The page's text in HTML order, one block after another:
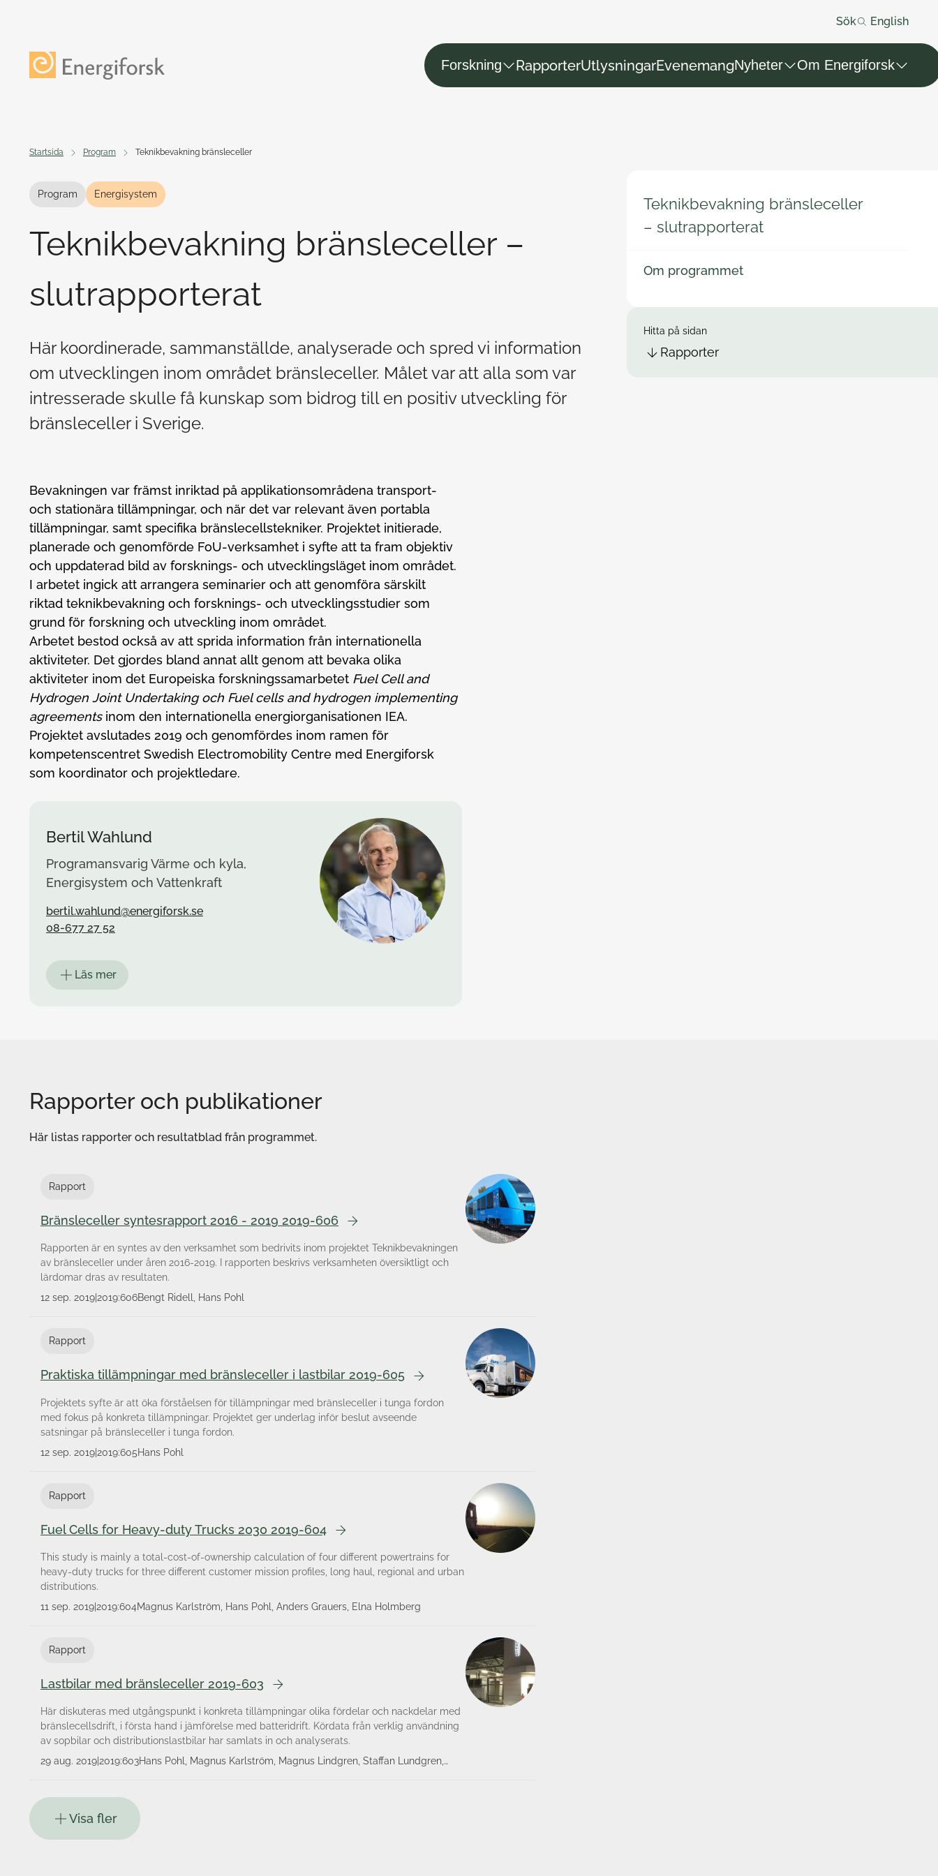
Sök English
Forskning RapporterUtlysningarEvenemangNyheter Om Energiforsk
Startsida Program Teknikbevakning bränsleceller
Program Energisystem
Teknikbevakning bränsleceller –
slutrapporterat
Här koordinerade, sammanställde, analyserade och spred vi information
om utvecklingen inom området bränsleceller. Målet var att alla som var
intresserade skulle få kunskap som bidrog till en positiv utveckling för
bränsleceller i Sverige.
Teknikbevakning bränsleceller
– slutrapporterat
Om programmet
Hitta på sidan
Rapporter
Bevakningen var främst inriktad på applikationsområdena transport-
och stationära tillämpningar, och när det var relevant även portabla
tillämpningar, samt specifika bränslecellstekniker. Projektet initierade,
planerade och genomförde FoU-verksamhet i syfte att ta fram objektiv
och uppdaterad bild av forsknings- och utvecklingsläget inom området.
I arbetet ingick att arrangera seminarier och att genomföra särskilt
riktad teknikbevakning och forsknings- och utvecklingsstudier som
grund för forskning och utveckling inom området.
Arbetet bestod också av att sprida information från internationella
aktiviteter. Det gjordes bland annat allt genom att bevaka olika
aktiviteter inom det Europeiska forskningssamarbetet Fuel Cell and
Hydrogen Joint Undertaking och Fuel cells and hydrogen implementing
agreementsinom den internationella energiorganisationen IEA.
Projektet avslutades 2019 och genomfördes inom ramen för
kompetenscentret Swedish Electromobility Centre med Energiforsk
som koordinator och projektledare.
Bertil Wahlund
Programansvarig Värme och kyla,
Energisystem och Vattenkraft
bertil.wahlund@energiforsk.se
08-677 27 52
Läs mer
Kontakta mig kring frågor om
Uppföljning av gasturbintekniken
Uppföljning av ångturbinutvecklingen
Vattenkraftens miljöforskningsprogram
Vätgasens roll i energi- och klimatomställningen
Rapporter och publikationer
Här listas rapporter och resultatblad från programmet.
Rapport
Bränsleceller syntesrapport 2016 - 2019 2019-606
Rapporten är en syntes av den verksamhet som bedrivits inom projektet Teknikbevakningen
av bränsleceller under åren 2016-2019. I rapporten beskrivs verksamheten översiktligt och
lärdomar dras av resultaten.
12 sep. 20192019:606Bengt Ridell, Hans Pohl
Rapport
Praktiska tillämpningar med bränsleceller i lastbilar 2019-605
Projektets syfte är att öka förståelsen för tillämpningar med bränsleceller i tunga fordon
med fokus på konkreta tillämpningar. Projektet ger underlag inför beslut avseende
satsningar på bränsleceller i tunga fordon.
12 sep. 2019 2019:605Hans Pohl
Rapport
Fuel Cells for Heavy-duty Trucks 2030 2019-604
This study is mainly a total-cost-of-ownership calculation of four different powertrains for
heavy-duty trucks for three different customer mission profiles, long haul, regional and urban
distributions.
11 sep. 2019 2019:604Magnus Karlström, Hans Pohl, Anders Grauers, Elna Holmberg
Rapport
Lastbilar med bränsleceller 2019-603
Här diskuteras med utgångspunkt i konkreta tillämpningar olika förde­lar och nackdelar med
bränslecellsdrift, i första hand i jämförelse med batteri­drift. Kördata från verklig användning
av sopbilar och distributionslastbilar har samlats in och analyserats.
29 aug. 20192019:603Hans Pohl, Magnus Karlström, Magnus Lindgren, Staffan Lundgren,
Visa fler